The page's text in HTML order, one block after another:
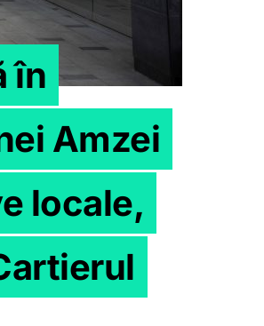
în
Amzei
locale,